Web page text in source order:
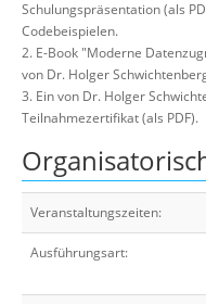
Schulungspräsentation (als
Codebeispielen.
2. E-Book "Moderne
von Dr. Holger
3. Ein von Dr. Holger
Teilnahmezertifikat (als PDF).
Veranstaltungszeiten:
Ausführungsart: